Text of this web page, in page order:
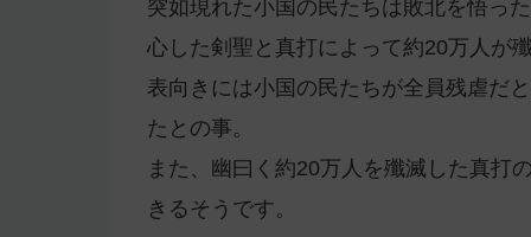
突如現れた小国の民たちは敗北を悟っ
心した剣聖と真打によって約20万人が
表向きには小国の民たちが全員残虐だ
たとの事。
また、幽曰く約20万人を殲滅した真打
きるそうです。